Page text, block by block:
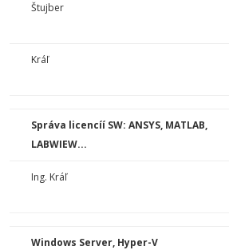
Štujber
Kráľ
Správa licencíí SW: ANSYS, MATLAB,
LABWIEW...
Ing. Kráľ
Windows Server, Hyper-V